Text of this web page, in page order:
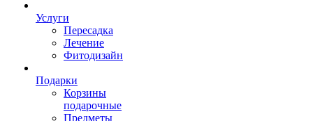
Услуги
Пересадка
Лечение
Фитодизайн
Подарки
Корзины
подарочные
Предметы